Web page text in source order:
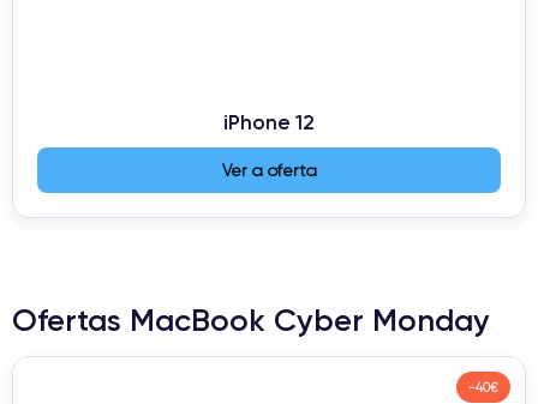
iPhone 12
Ver a oferta
Ofertas MacBook Cyber Monday
-40€